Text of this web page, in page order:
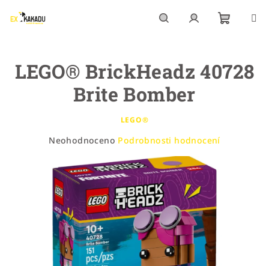
košík
LEGO® BrickHeadz 40728
Brite Bomber
LEGO®
Průměrné
produktu
je
0,0
5
hvězdiček.
Neohodnoceno Podrobnosti hodnocení